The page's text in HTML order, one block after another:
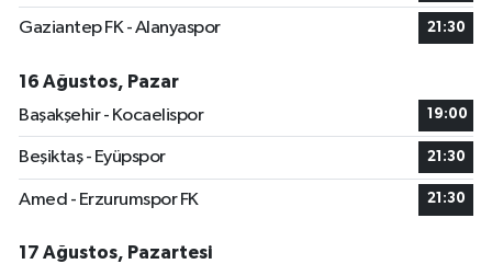
Gaziantep FK - Alanyaspor 21:30
16 Ağustos, Pazar
Başakşehir - Kocaelispor
19:00
Beşiktaş - Eyüpspor 21:30
Amed - Erzurumspor FK 21:30
17 Ağustos, Pazartesi